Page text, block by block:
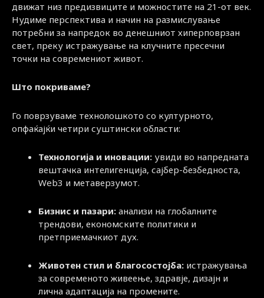
движат низ предизвиците и можностите на 21-от век.
Нудиме перспектива и начин на размислување
потребни за напредок во денешниот хиперповрзан
свет, преку истражување на клучните пресечни
точки на современиот живот.
Што покриваме?
Го поврзуваме технолошкото со културното,
опфаќајќи четири суштински области:
Технологија и иновации: увиди во напредната
вештачка интелигенција, сајбер-безбедноста,
Web3 и метаверзумот.
Бизнис и пазари: анализи на глобалните
трендови, економските политики и
претприемачкиот дух.
Животен стил и благосостојба: истражувања
за современото живеење, здравје, дизајн и
лична адаптација на промените.